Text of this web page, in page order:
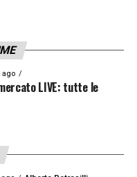
ago
LIVE: tutte le